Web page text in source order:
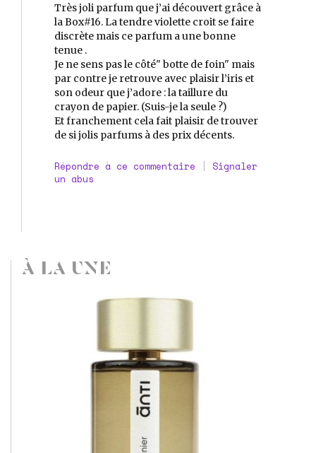
Très joli parfum que j’ai découvert grâce à
la Box#16. La tendre violette croit se faire
discrète mais ce parfum a une bonne
tenue .
Je ne sens pas le côté" botte de foin" mais
par contre je retrouve avec plaisir l’iris et
son odeur que j’adore : la taillure du
crayon de papier. (Suis-je la seule ?)
Et franchement cela fait plaisir de trouver
de si jolis parfums à des prix décents.
Répondre à ce commentaire | Signaler
un abus
À LA UNE